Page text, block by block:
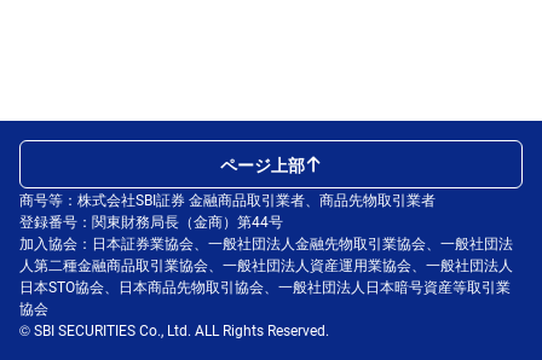
商号等：株式会社SBI証券 金融商品取引業者、商品先物取引業者
登録番号：関東財務局長（金商）第44号
加入協会：日本証券業協会、一般社団法人金融先物取引業協会、一般社団法
人第二種金融商品取引業協会、一般社団法人資産運用業協会、一般社団法人
日本STO協会、日本商品先物取引協会、一般社団法人日本暗号資産等取引業
協会
© SBI SECURITIES Co., Ltd. ALL Rights Reserved.
ページ上部